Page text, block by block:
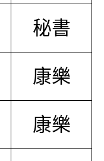
秘書
康樂
康樂